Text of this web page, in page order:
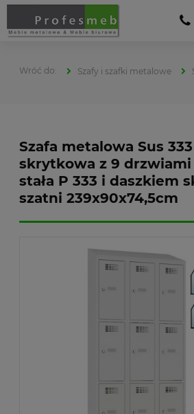
Szafy i szafki metalowe
Szafa metalowa Sus
skrytkowa z 9 drzwiami
stała P 333 i daszkiem
szatni 239x90x74,5cm